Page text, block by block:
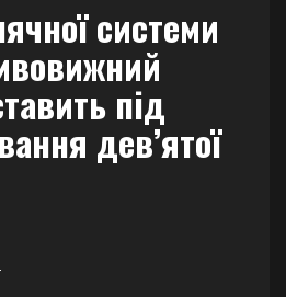
системи
під
дев’ятої